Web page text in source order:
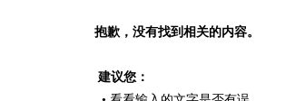
抱歉，没有找到相关的内容。
建议您：